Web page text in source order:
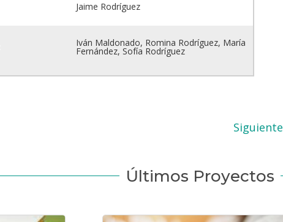
Jaime Rodríguez
Iván Maldonado, Romina Rodríguez, María
Fernández, Sofía Rodríguez
Siguiente
Últimos Proyectos